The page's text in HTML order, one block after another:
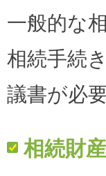
一般的な
相続手続
議書が必
相続財